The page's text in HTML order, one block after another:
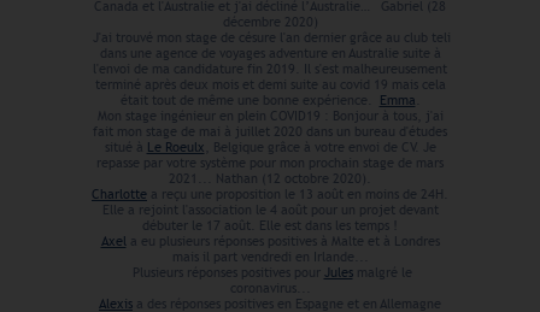
Canada et l'Australie et j'ai décliné l’Australie… Gabriel (28
décembre 2020)
J'ai trouvé mon stage de césure l'an dernier grâce au club teli
dans une agence de voyages adventure en Australie suite à
l'envoi de ma candidature fin 2019. Il s'est malheureusement
terminé après deux mois et demi suite au covid 19 mais cela
était tout de même une bonne expérience.
Emma
Mon stage ingénieur en plein COVID19 : Bonjour à tous, j'ai
fait mon stage de mai à juillet 2020 dans un bureau d'études
situé à Le Roeulx , Belgique grâce à votre envoi de CV. Je
repasse par votre système pour mon prochain stage de mars
2021... Nathan (12 octobre 2020).
Charlotte a reçu une proposition le 13 août en moins de 24H.
Elle a rejoint l'association le 4 août pour un projet devant
débuter le 17 août. Elle est dans les temps !
Axela eu plusieurs réponses positives à Malte et à Londres
mais il part vendredi en Irlande...
Plusieurs réponses positives pour Julesmalgré le
coronavirus...
Alexis a des réponses positives en Espagne et en Allemagne